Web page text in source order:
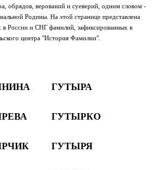
обрядов, верований и суеверий, одним словом -
Родины. На этой странице представлена
в России и СНГ фамилий, зафиксированных в
центра "История Фамилии".
ГУТЫРА
ГУТЫРКО
ГУТЫРЯ